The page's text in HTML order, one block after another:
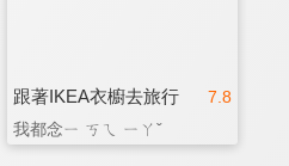
7.8
跟著IKEA衣櫥去旅行
我都念ㄧ ㄎㄟ ㄧㄚˇ